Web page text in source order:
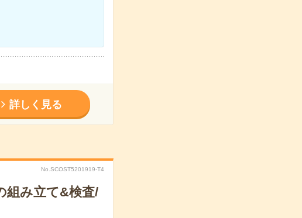
詳しく見る
No.SCOST5201919-T4
組み立て&検査/